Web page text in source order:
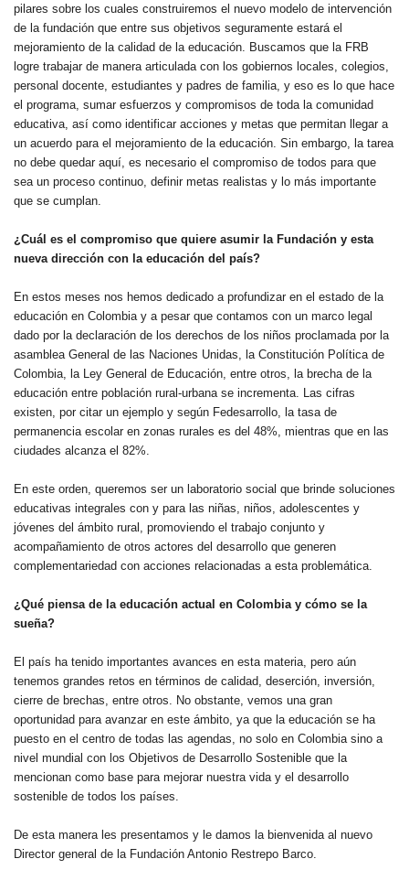
pilares sobre los cuales construiremos el nuevo modelo de intervención
de la fundación que entre sus objetivos seguramente estará el
mejoramiento de la calidad de la educación. Buscamos que la FRB
logre trabajar de manera articulada con los gobiernos locales, colegios,
personal docente, estudiantes y padres de familia, y eso es lo que hace
el programa, sumar esfuerzos y compromisos de toda la comunidad
educativa, así como identificar acciones y metas que permitan llegar a
un acuerdo para el mejoramiento de la educación. Sin embargo, la tarea
no debe quedar aquí, es necesario el compromiso de todos para que
sea un proceso continuo, definir metas realistas y lo más importante
que se cumplan.
¿Cuál es el compromiso que quiere asumir la Fundación y esta
nueva dirección con la educación del país?
En estos meses nos hemos dedicado a profundizar en el estado de la
educación en Colombia y a pesar que contamos con un marco legal
dado por la declaración de los derechos de los niños proclamada por la
asamblea General de las Naciones Unidas, la Constitución Política de
Colombia, la Ley General de Educación, entre otros, la brecha de la
educación entre población rural-urbana se incrementa. Las cifras
existen, por citar un ejemplo y según Fedesarrollo, la tasa de
permanencia escolar en zonas rurales es del 48%, mientras que en las
ciudades alcanza el 82%.
En este orden, queremos ser un laboratorio social que brinde soluciones
educativas integrales con y para las niñas, niños, adolescentes y
jóvenes del ámbito rural, promoviendo el trabajo conjunto y
acompañamiento de otros actores del desarrollo que generen
complementariedad con acciones relacionadas a esta problemática.
¿Qué piensa de la educación actual en Colombia y cómo se la
sueña?
El país ha tenido importantes avances en esta materia, pero aún
tenemos grandes retos en términos de calidad, deserción, inversión,
cierre de brechas, entre otros. No obstante, vemos una gran
oportunidad para avanzar en este ámbito, ya que la educación se ha
puesto en el centro de todas las agendas, no solo en Colombia sino a
nivel mundial con los Objetivos de Desarrollo Sostenible que la
mencionan como base para mejorar nuestra vida y el desarrollo
sostenible de todos los países.
De esta manera les presentamos y le damos la bienvenida al nuevo
Director general de la Fundación Antonio Restrepo Barco.